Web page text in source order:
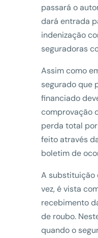
passará o
dará entrada
indenização
seguradoras
Assim como
segurado que
financiado
comprovação
perda total
feito através
boletim de
A substituição
vez, é vista
recebimento
de roubo.
quando o